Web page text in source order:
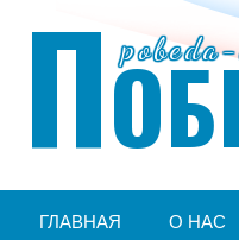
П
ГЛАВНАЯ О НАС